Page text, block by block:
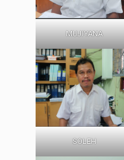
MUJIYANA
SOLEH